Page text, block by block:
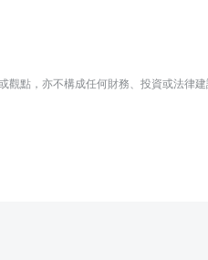
點，亦不構成任何財務、投資或法律